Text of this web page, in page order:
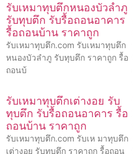
รับเหมาทุบตึกหนองบัวลำภู
รับทุบตึก รับรื้อถอนอาคาร
รื้อถอนบ้าน ราคาถูก
รับเหมาทุบตึก.com รับเหมาทุบตึก
หนองบัวลำภู รับทุบตึก ราคาถูก รื้อ
ถอนบ้
รับเหมาทุบตึกเต่างอย รับ
ทุบตึก รับรื้อถอนอาคาร รื้อ
ถอนบ้าน ราคาถูก
รับเหมาทุบตึก.com รับเห มาทุบตึก
เต่างอย รับทุบตึก ราคาถูก รื้อถอน